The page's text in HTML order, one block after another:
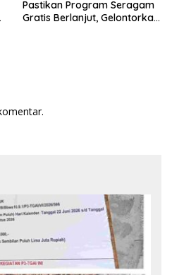
Pastikan Program Seragam
Gratis Berlanjut, Gelontorkan